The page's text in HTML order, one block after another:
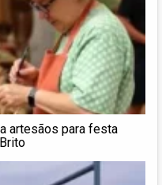
artesãos para festa